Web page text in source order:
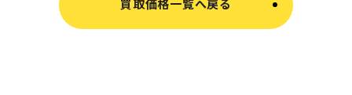
買取価格一覧へ戻る